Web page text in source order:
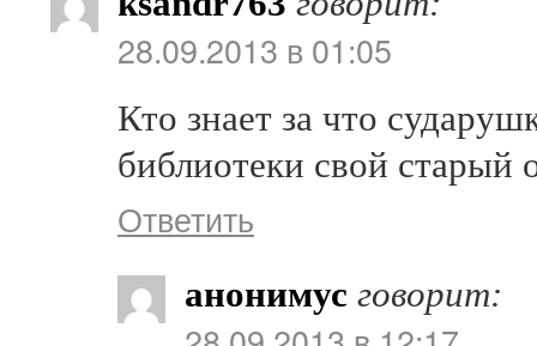
28.09.2013 в 01:05
Кто знает за что
библиотеки свой старый
Ответить
анонимус говорит: